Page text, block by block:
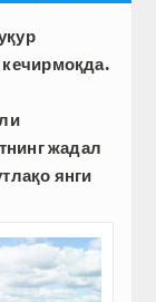
жадал
янги